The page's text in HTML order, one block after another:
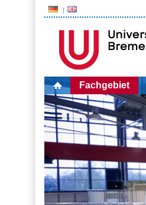
Fachgebiet